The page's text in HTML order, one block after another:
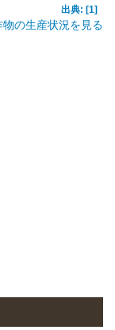
出典: [1]
の生産状況を見る